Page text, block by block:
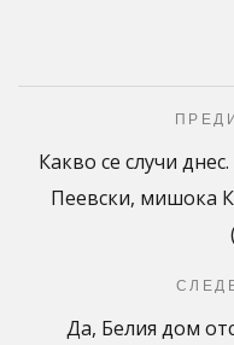
Какво се случи
Пеевски, мишока
Да, Белия дом